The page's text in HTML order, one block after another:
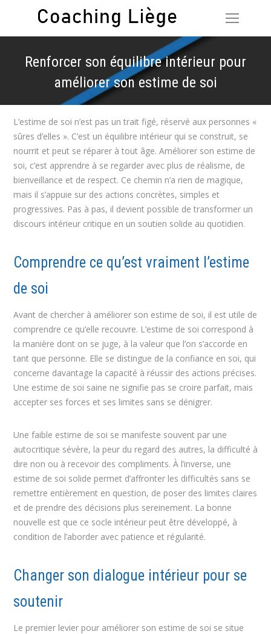
Renforcer son équilibre intérieur pour
améliorer son estime de soi
L’estime de soi n’est pas un trait figé, réservé aux personnes «
sûres d’elles ». C’est un équilibre intérieur qui se construit, se
nourrit et peut se réparer à tout âge. Améliorer son estime de
soi, c’est apprendre à se regarder avec plus de réalisme, de
bienveillance et de respect. Ce chemin n’a rien de magique,
mais il s’appuie sur des actions concrètes, simples et
progressives. Pas à pas, il devient possible de transformer un
discours intérieur critique en un soutien solide au quotidien.
Comprendre ce qu’est vraiment l’estime
de soi
Avant de chercher à améliorer son estime de soi, il est utile de
comprendre ce qu’elle recouvre. L’estime de soi correspond à
la manière dont on se juge, à la valeur que l’on s’accorde en
tant que personne. Elle se distingue de la confiance en soi, qui
concerne davantage la capacité à réussir des actions précises.
Une estime de soi saine ne signifie pas se croire parfait, mais
accepter ses forces et ses limites sans se dénigrer.
Une faible estime de soi se manifeste souvent par une
autocritique sévère, la peur du regard des autres, la difficulté à
dire non ou à recevoir des compliments. À l’inverse, une
estime de soi solide permet d’affronter les difficultés sans se
remettre entièrement en question, de poser des limites claires
et de prendre des décisions plus sereinement. La bonne
nouvelle est que ce socle intérieur peut être développé, à
condition de l’aborder avec patience et régularité.
Changer son dialogue intérieur pour se
soutenir
Le premier levier pour améliorer son estime de soi se situe